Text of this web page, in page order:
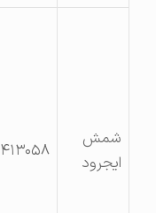
شمش
ایجرود
۹۱۲۱۴۱۳۰۵۸